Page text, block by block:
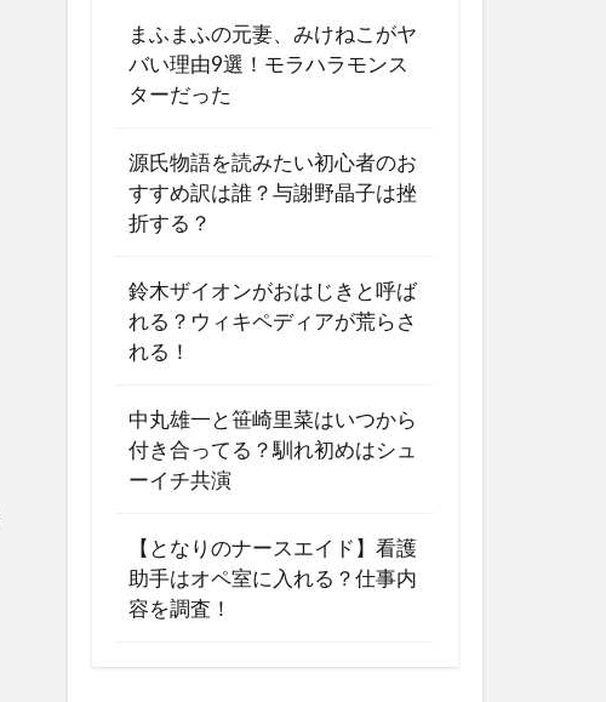
まふまふの元妻、みけねこがヤ
バい理由9選！モラハラモンス
ターだった
源氏物語を読みたい初心者のお
すすめ訳は誰？与謝野晶子は挫
折する？
鈴木ザイオンがおはじきと呼ば
れる？ウィキペディアが荒らさ
れる！
中丸雄一と笹崎里菜はいつから
付き合ってる？馴れ初めはシュ
ーイチ共演
【となりのナースエイド】看護
助手はオペ室に入れる？仕事内
容を調査！